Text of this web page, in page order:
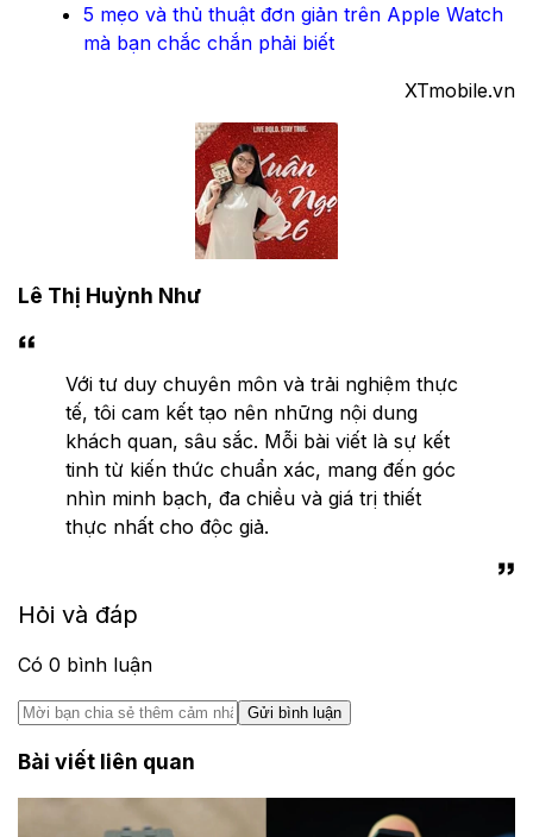
5 mẹo và thủ thuật đơn giản trên Apple Watch
mà bạn chắc chắn phải biết
XTmobile.vn
Lê Thị Huỳnh Như
Với tư duy chuyên môn và trải nghiệm thực
tế, tôi cam kết tạo nên những nội dung
khách quan, sâu sắc. Mỗi bài viết là sự kết
tinh từ kiến thức chuẩn xác, mang đến góc
nhìn minh bạch, đa chiều và giá trị thiết
thực nhất cho độc giả.
Hỏi và đáp
Có 0 bình luận
Gửi bình luận
Bài viết liên quan